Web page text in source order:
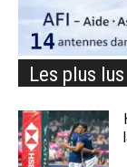
Les plus lus